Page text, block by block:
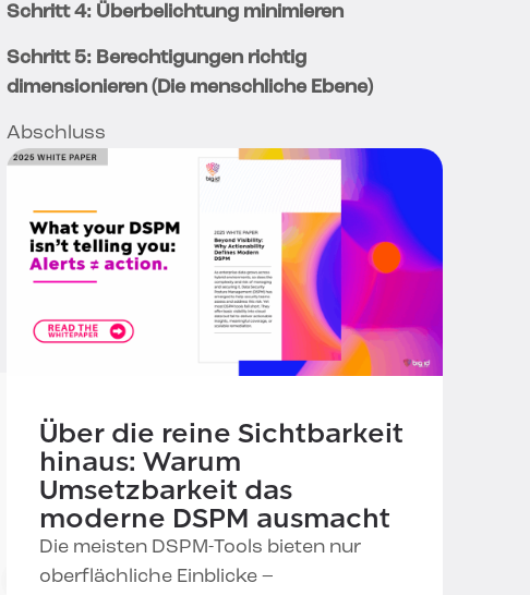
Schritt 4: Überbelichtung minimieren
Schritt 5: Berechtigungen richtig
dimensionieren (Die menschliche Ebene)
Abschluss
Über die reine Sichtbarkeit
hinaus: Warum
Umsetzbarkeit das
moderne DSPM ausmacht
Die meisten DSPM-Tools bieten nur
oberflächliche Einblicke –